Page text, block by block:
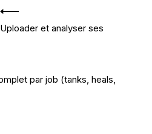
et analyser ses
par job (tanks, heals,